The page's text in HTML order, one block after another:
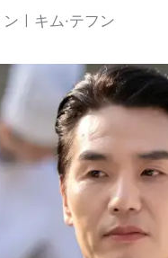
ンㅣキム·テフン